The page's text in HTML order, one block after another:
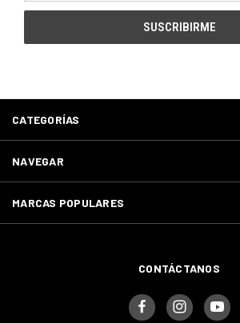
correo
CATEGORÍAS
NAVEGAR
MARCAS POPULARES
CONTÁCTANOS